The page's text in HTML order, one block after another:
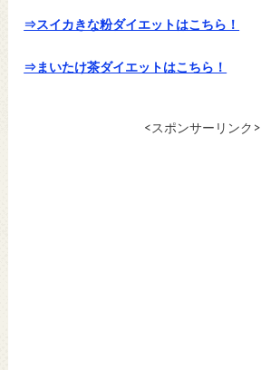
⇒スイカきな粉ダイエットはこちら！
⇒まいたけ茶ダイエットはこちら！
<スポンサーリンク>